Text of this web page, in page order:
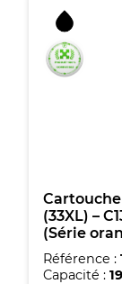
Epson
T3351
/
T3331
(Série
-
Noire
Cartouche
(33XL) –
(Série
Référence :
Capacité :